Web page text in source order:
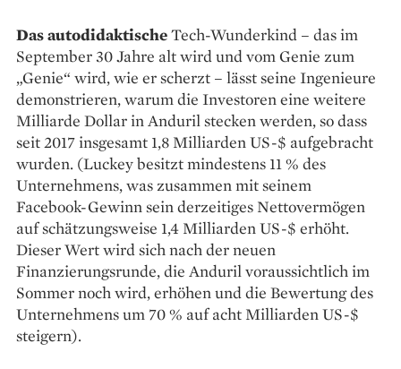
Das autodidaktischeTech-Wunderkind – das im
September 30 Jahre alt wird und vom Genie zum
„Genie“ wird, wie er scherzt – lässt seine Ingenieure
demonstrieren, warum die Investoren eine weitere
Milliarde Dollar in Anduril stecken werden, so dass
seit 2017 insgesamt 1,8 Milliarden US-$ aufgebracht
wurden. (Luckey besitzt mindestens 11 % des
Unternehmens, was zusammen mit seinem
Facebook-Gewinn sein derzeitiges Nettovermögen
auf schätzungsweise 1,4 Milliarden US-$ erhöht.
Dieser Wert wird sich nach der neuen
Finanzierungsrunde, die Anduril voraussichtlich im
Sommer noch wird, erhöhen und die Bewertung des
Unternehmens um 70 % auf acht Milliarden US-$
steigern).